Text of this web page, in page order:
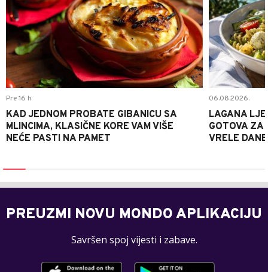
Pre 16 h
KAD JEDNOM PROBATE GIBANICU SA
MLINCIMA, KLASIČNE KORE VAM VIŠE
NEĆE PASTI NA PAMET
06.08.2026.
LAGANA
GOTOVA ZA
VRELE DANE
PREUZMI NOVU MONDO APLIKACIJU
Savršen spoj vijesti i zabave.